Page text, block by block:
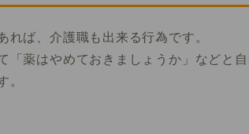
れば、介護職も出来る行為です。
「薬はやめておきましょうか」などと
。